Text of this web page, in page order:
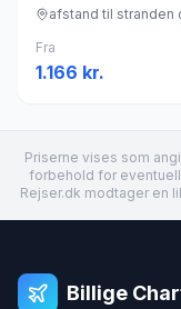
afstand til stranden
Fra
1.166 kr.
Priserne vises som
forbehold for
Rejser.dk modtager en
Billige